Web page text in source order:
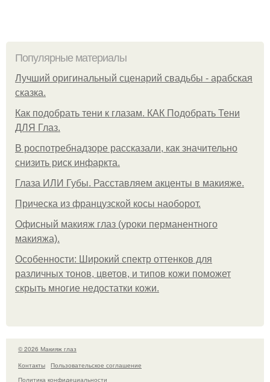
Популярные материалы
Лучший оригинальный сценарий свадьбы - арабская
сказка.
Как подобрать тени к глазам. КАК Подобрать Тени
ДЛЯ Глаз.
В роспотребнадзоре рассказали, как значительно
снизить риск инфаркта.
Глаза ИЛИ Губы. Расставляем акценты в макияже.
Прическа из французской косы наоборот.
Офисный макияж глаз (уроки перманентного
макияжа).
Особенности: Широкий спектр оттенков для
различных тонов, цветов, и типов кожи поможет
скрыть многие недостатки кожи.
© 2026 Макияж глаз
Контакты
Пользовательское соглашение
Политика конфидециальности